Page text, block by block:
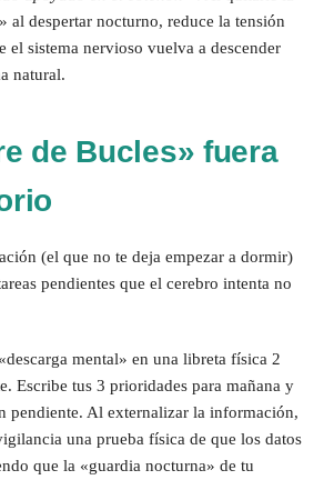
al despertar nocturno, reduce la tensión
el sistema nervioso vuelva a descender
natural.
de Bucles» fuera
(el que no te deja empezar a dormir)
pendientes que el cerebro intenta no
mental» en una libreta física 2
Escribe tus 3 prioridades para mañana y
pendiente. Al externalizar la información,
una prueba física de que los datos
que la «guardia nocturna» de tu